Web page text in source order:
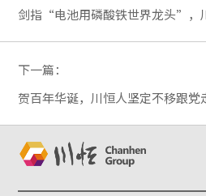
剑指“电池用磷酸铁世界龙头”，
下一篇：
贺百年华诞，川恒人坚定不移跟党